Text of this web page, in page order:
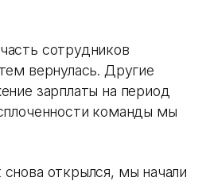
сотрудников
вернулась. Другие
зарплаты на период
команды мы
открылся, мы начали